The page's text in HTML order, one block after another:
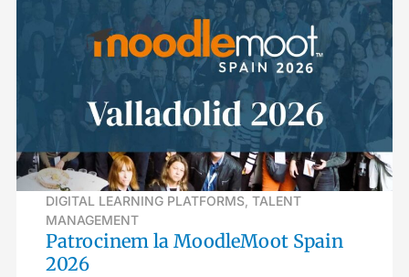
DIGITAL LEARNING PLATFORMS TALENT
MANAGEMENT
Patrocinem la MoodleMoot Spain
2026